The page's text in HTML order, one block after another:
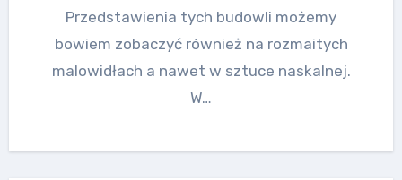
Przedstawienia tych budowli możemy
bowiem zobaczyć również na rozmaitych
malowidłach a nawet w sztuce naskalnej.
W…